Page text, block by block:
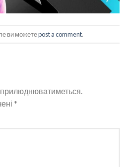
ви можетеpost a comment.
*